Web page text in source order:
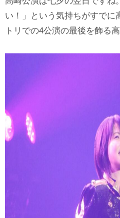
い！」という気持ちがすでに
トリでの4公演の最後を飾る